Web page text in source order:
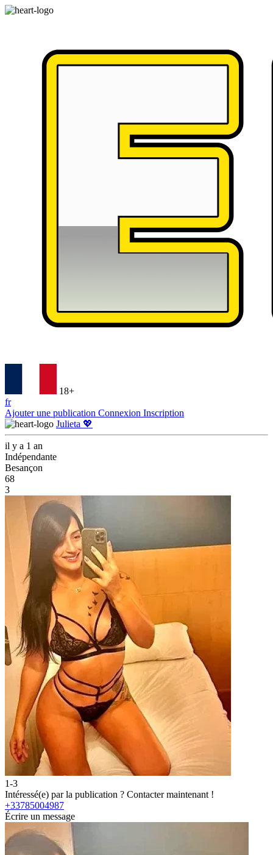
18+
fr
Ajouter une publication Connexion Inscription
Julieta 💖
il y a 1 an
Indépendante
Besançon
68
3
1-3
Intéressé(e) par la publication ? Contacter maintenant !
+33785004987
Écrire un message